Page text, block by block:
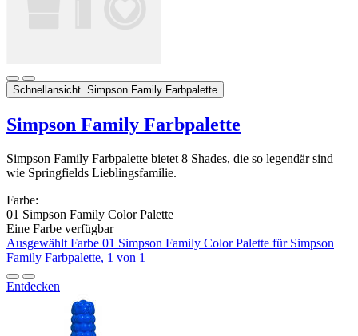
Schnellansicht Simpson Family Farbpalette
Simpson Family Farbpalette
Simpson Family Farbpalette bietet 8 Shades, die so legendär sind
wie Springfields Lieblingsfamilie.
Farbe:
01 Simpson Family Color Palette
Eine Farbe verfügbar
Ausgewählt Farbe 01 Simpson Family Color Palette für Simpson
Family Farbpalette, 1 von 1
Entdecken